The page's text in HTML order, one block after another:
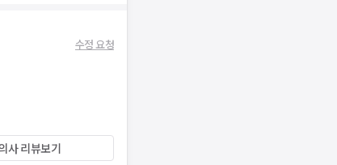
수정 요청
사 리뷰보기